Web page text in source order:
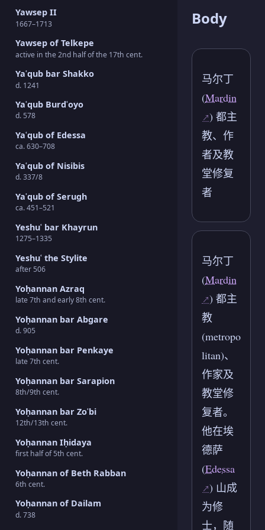
Yawsep II
1667–1713
Yawsep of Telkepe
active in the 2nd half of the 17th cent.
Yaʿqub bar Shakko
d. 1241
Yaʿqub Burdʿoyo
d. 578
Yaʿqub of Edessa
ca. 630–708
Yaʿqub of Nisibis
d. 337/8
Yaʿqub of Serugh
ca. 451–521
Yeshuʿ bar Khayrun
1275–1335
Yeshuʿ the Stylite
after 506
Yoḥannan Azraq
late 7th and early 8th cent.
Yoḥannan bar Abgare
d. 905
Yoḥannan bar Penkaye
late 7th cent.
Yoḥannan bar Sarapion
8th/9th cent.
Yoḥannan bar Zoʿbi
12th/13th cent.
Yoḥannan Iḥidaya
first half of 5th cent.
Yoḥannan of Beth Rabban
6th cent.
Yoḥannan of Dailam
d. 738
Body
马尔丁
(Mardin
) 都主
教、作
者及教
堂修复
者
马尔丁
(Mardin
) 都主
教
(metropo
litan)、
作家及
教堂修
复者。
他在埃
德萨
(Edessa
) 山成
为修
士，随